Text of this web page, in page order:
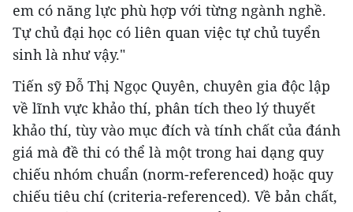
em có năng lực phù hợp với từng ngành nghề.
Tự chủ đại học có liên quan việc tự chủ tuyển
sinh là như vậy."
Tiến sỹ Đỗ Thị Ngọc Quyên, chuyên gia độc lập
về lĩnh vực khảo thí, phân tích theo lý thuyết
khảo thí, tùy vào mục đích và tính chất của đánh
giá mà đề thi có thể là một trong hai dạng quy
chiếu nhóm chuẩn (norm-referenced) hoặc quy
chiếu tiêu chí (criteria-referenced). Về bản chất,